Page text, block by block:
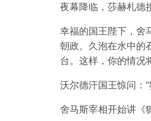
夜幕降临，莎赫札德
幸福的国王陛下，舍
朝政。久泡在水中的
台。这样，你的情况
沃尔德汗国王惊问：
舍马斯宰相开始讲《